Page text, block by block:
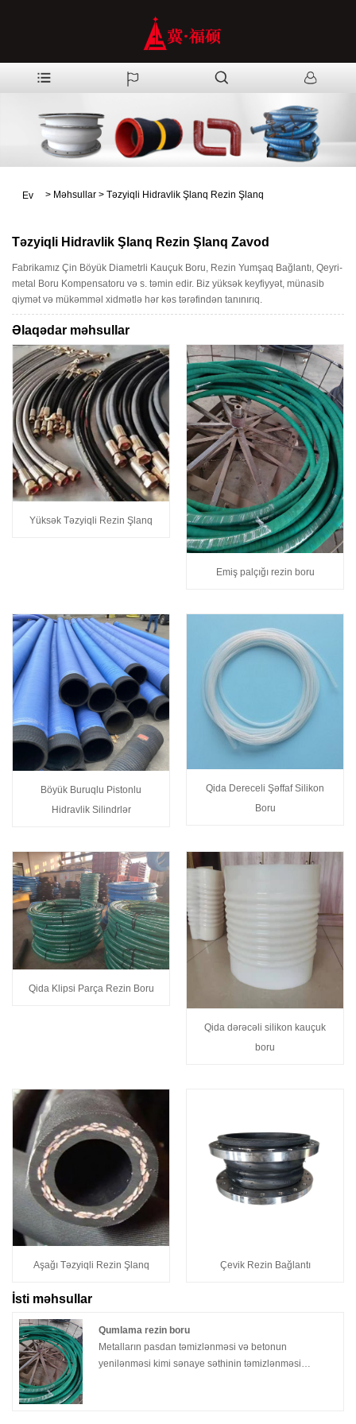
Ev > Məhsullar > Təzyiqli Hidravlik Şlanq Rezin Şlanq
Təzyiqli Hidravlik Şlanq Rezin Şlanq Zavod
Fabrikamız Çin Böyük Diametrli Kauçuk Boru, Rezin Yumşaq Bağlantı, Qeyri-
metal Boru Kompensatoru və s. təmin edir. Biz yüksək keyfiyyət, münasib
qiymət və mükəmməl xidmətlə hər kəs tərəfindən tanınırıq.
Əlaqədar məhsullar
Yüksək Təzyiqli Rezin Şlanq
Emiş palçığı rezin boru
Böyük Buruqlu Pistonlu
Hidravlik Silindrlər
Qida Dereceli Şəffaf Silikon
Boru
Qida Klipsi Parça Rezin Boru
Qida dərəcəli silikon kauçuk
boru
Aşağı Təzyiqli Rezin Şlanq Çevik Rezin Bağlantı
İsti məhsullar
Qumlama rezin boru
Metalların pasdan təmizlənməsi və betonun
yenilənməsi kimi sənaye səthinin təmizlənməsi